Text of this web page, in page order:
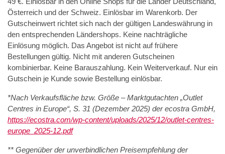
Österreich und der Schweiz. Einlösbar im Warenkorb. Der
Gutscheinwert richtet sich nach der gültigen Landeswährung in
den entsprechenden Ländershops. Keine nachträgliche
Einlösung möglich. Das Angebot ist nicht auf frühere
Bestellungen gültig. Nicht mit anderen Gutscheinen
kombinierbar. Keine Barauszahlung. Kein Weiterverkauf. Nur ein
Gutschein je Kunde sowie Bestellung einlösbar.
*Nach Verkaufsfläche bzw. Größe – Marktgutachten „Outlet
Centres in Europe“, S. 31 (Dezember 2025) der ecostra GmbH,
https://ecostra.com/wp-content/uploads/2025/12/outlet-centres-
europe_2025-12.pdf
** Gegenüber der unverbindlichen Preisempfehlung der